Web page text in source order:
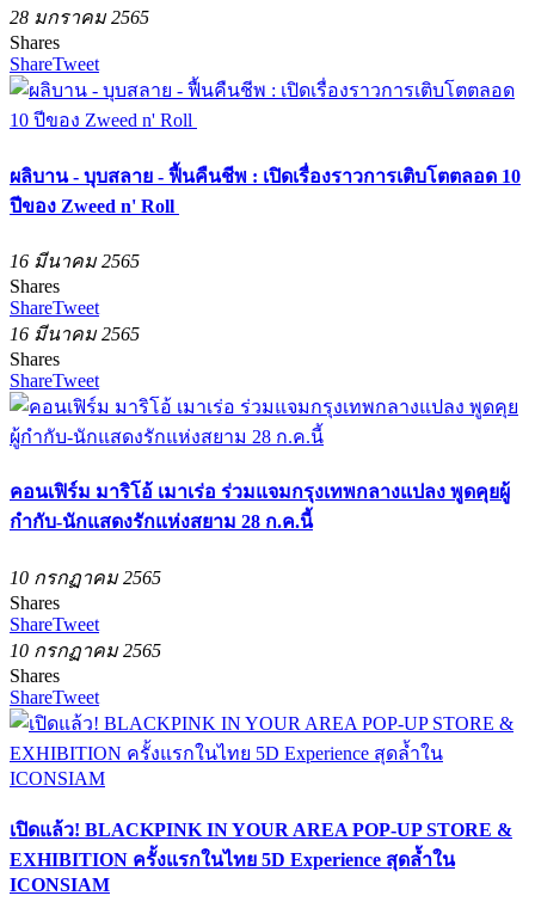
28 มกราคม 2565
Shares
ShareTweet
ผลิบาน - บุบสลาย - ฟื้นคืนชีพ : เปิดเรื่องราวการเติบโตตลอด 10
ปีของ Zweed n' Roll
16 มีนาคม 2565
Shares
ShareTweet
16 มีนาคม 2565
Shares
ShareTweet
คอนเฟิร์ม มาริโอ้ เมาเร่อ ร่วมแจมกรุงเทพกลางแปลง พูดคุยผู้
กำกับ-นักแสดงรักแห่งสยาม 28 ก.ค.นี้
10 กรกฏาคม 2565
Shares
ShareTweet
10 กรกฏาคม 2565
Shares
ShareTweet
เปิดแล้ว! BLACKPINK IN YOUR AREA POP-UP STORE &
EXHIBITION ครั้งแรกในไทย 5D Experience สุดล้ำใน
ICONSIAM